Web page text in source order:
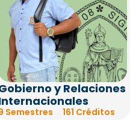
y Relaciones
Semestres 161 Créditos